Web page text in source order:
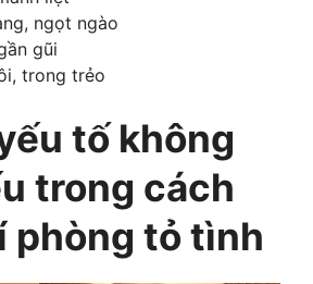
ngọt ngào
gũi
trong trẻo
tố không
trong cách
phòng tỏ tình